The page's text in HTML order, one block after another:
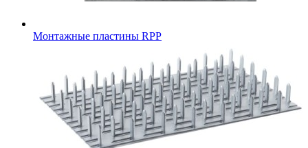
Монтажные пластины RPP